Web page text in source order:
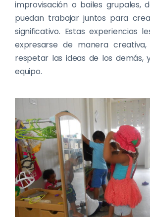
improvisación o bailes grupales,
puedan trabajar juntos para
significativo. Estas experiencias
expresarse de manera
respetar las ideas de los demás,
equipo.